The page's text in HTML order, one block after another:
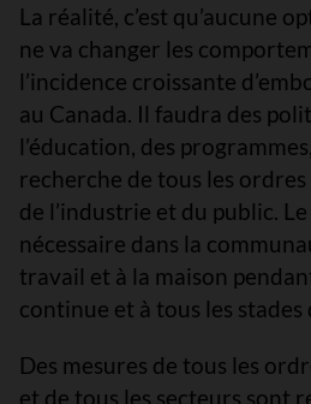
La réalité, c’est qu’aucune
ne va changer les
l’incidence croissante
au Canada. Il faudra des
l’éducation, des
recherche de tous les
de l’industrie et du public.
nécessaire dans la
travail et à la maison
continue et à tous les stades
Des mesures de tous les
et de tous les secteurs sont